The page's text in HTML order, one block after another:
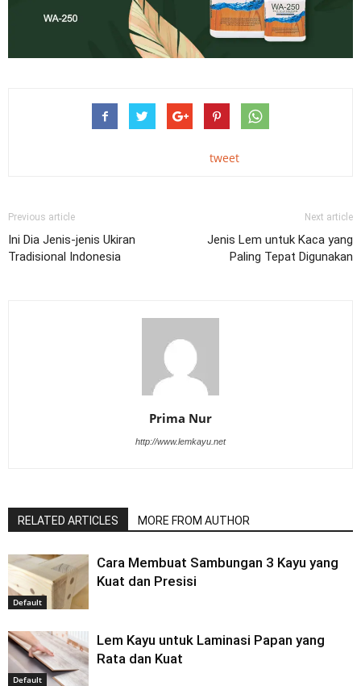
tweet
Previous article
Ini Dia Jenis-jenis Ukiran
Tradisional Indonesia
Next article
Jenis Lem untuk Kaca yang
Paling Tepat Digunakan
Prima Nur
http://www.lemkayu.net
RELATED ARTICLES MORE FROM AUTHOR
Default
Cara Membuat Sambungan 3 Kayu yang
Kuat dan Presisi
Default
Lem Kayu untuk Laminasi Papan yang
Rata dan Kuat